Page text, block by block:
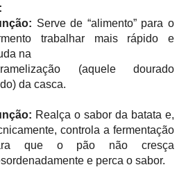
Serve de “alimento” para o
trabalhar mais rápido e
na
(aquele dourado
da casca.
Realça o sabor da batata e,
controla a fermentação
que o pão não cresça
e perca o sabor.